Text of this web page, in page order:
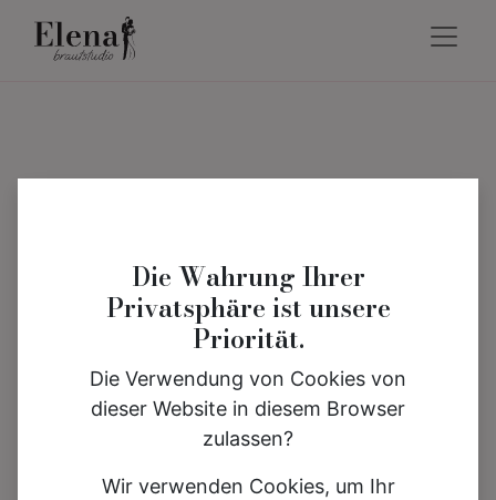
Die Wahrung Ihrer
Privatsphäre ist unsere
Priorität.
Die Verwendung von Cookies von
dieser Website in diesem Browser
zulassen?
Wir verwenden Cookies, um Ihr